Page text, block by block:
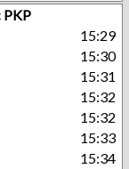
PKP
15:29
15:30
15:31
15:32
15:32
15:33
15:34